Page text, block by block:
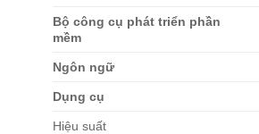
Bộ công cụ phát triển phần
mềm
Ngôn ngữ
Dụng cụ
Hiệu suất